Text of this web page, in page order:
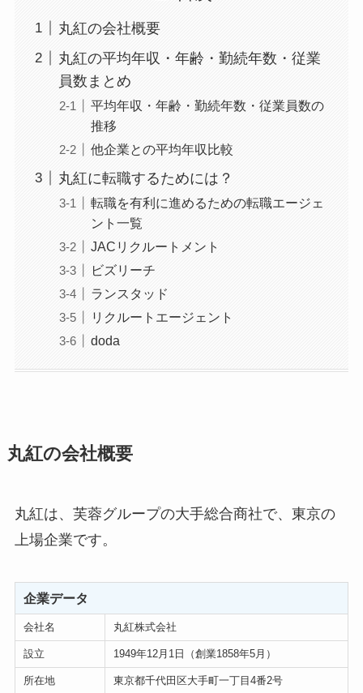
丸紅の会社概要
丸紅の平均年収・年齢・勤続年数・従業
員数まとめ
平均年収・年齢・勤続年数・従業員数の
推移
他企業との平均年収比較
丸紅に転職するためには？
転職を有利に進めるための転職エージェ
ント一覧
JACリクルートメント
ビズリーチ
ランスタッド
リクルートエージェント
doda
丸紅の会社概要
丸紅は、芙蓉グループの大手総合商社で、東京の
上場企業です。
企業データ
会社名 丸紅株式会社
設立 1949年12月1日（創業1858年5月）
所在地 東京都千代田区大手町一丁目4番2号